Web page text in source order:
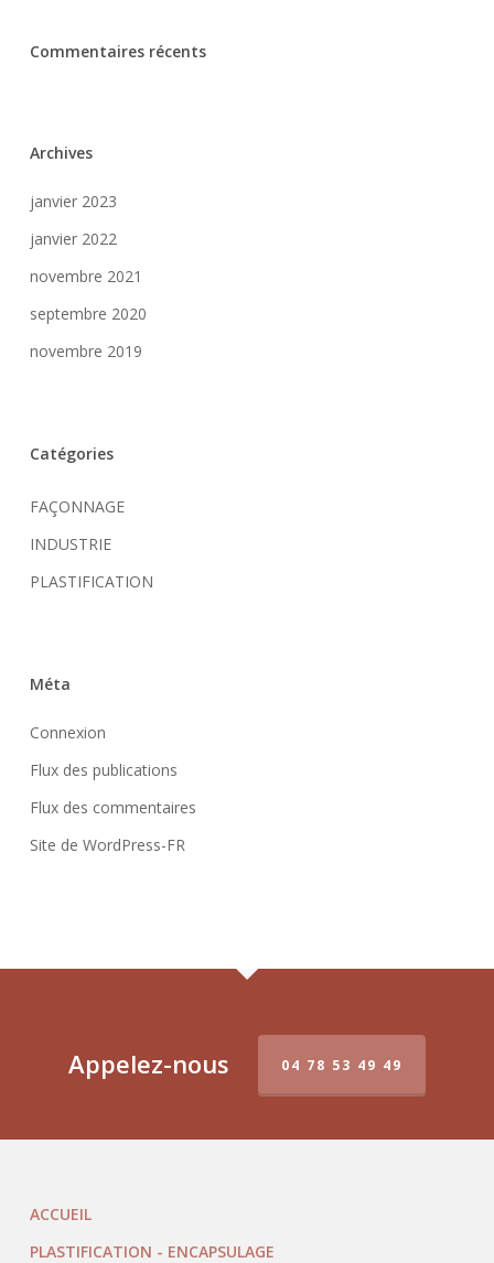
Commentaires récents
Archives
janvier 2023
janvier 2022
novembre 2021
septembre 2020
novembre 2019
Catégories
FAÇONNAGE
INDUSTRIE
PLASTIFICATION
Méta
Connexion
Flux des publications
Flux des commentaires
Site de WordPress-FR
Appelez-nous 04 78 53 49 49
ACCUEIL
PLASTIFICATION - ENCAPSULAGE